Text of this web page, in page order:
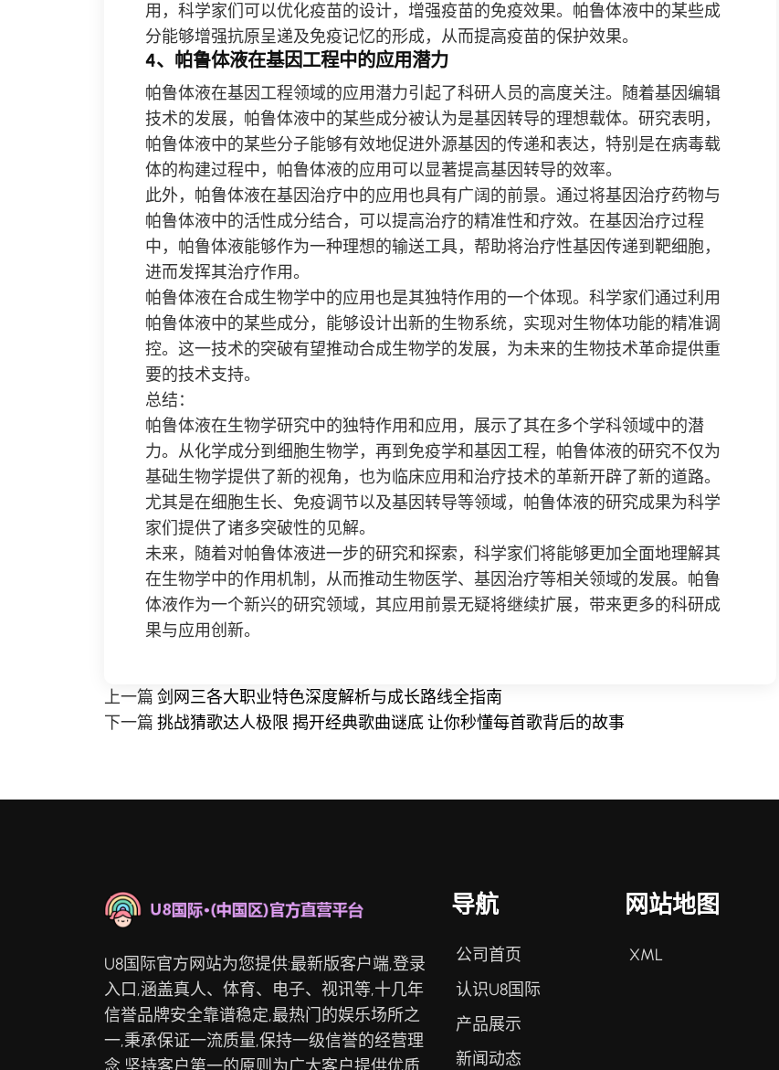
用，科学家们可以优化疫苗的设计，增强疫苗的免疫效果。帕鲁体液中的某些成
分能够增强抗原呈递及免疫记忆的形成，从而提高疫苗的保护效果。
4、帕鲁体液在基因工程中的应用潜力
帕鲁体液在基因工程领域的应用潜力引起了科研人员的高度关注。随着基因编辑
技术的发展，帕鲁体液中的某些成分被认为是基因转导的理想载体。研究表明，
帕鲁体液中的某些分子能够有效地促进外源基因的传递和表达，特别是在病毒载
体的构建过程中，帕鲁体液的应用可以显著提高基因转导的效率。
此外，帕鲁体液在基因治疗中的应用也具有广阔的前景。通过将基因治疗药物与
帕鲁体液中的活性成分结合，可以提高治疗的精准性和疗效。在基因治疗过程
中，帕鲁体液能够作为一种理想的输送工具，帮助将治疗性基因传递到靶细胞，
进而发挥其治疗作用。
帕鲁体液在合成生物学中的应用也是其独特作用的一个体现。科学家们通过利用
帕鲁体液中的某些成分，能够设计出新的生物系统，实现对生物体功能的精准调
控。这一技术的突破有望推动合成生物学的发展，为未来的生物技术革命提供重
要的技术支持。
总结：
帕鲁体液在生物学研究中的独特作用和应用，展示了其在多个学科领域中的潜
力。从化学成分到细胞生物学，再到免疫学和基因工程，帕鲁体液的研究不仅为
基础生物学提供了新的视角，也为临床应用和治疗技术的革新开辟了新的道路。
尤其是在细胞生长、免疫调节以及基因转导等领域，帕鲁体液的研究成果为科学
家们提供了诸多突破性的见解。
未来，随着对帕鲁体液进一步的研究和探索，科学家们将能够更加全面地理解其
在生物学中的作用机制，从而推动生物医学、基因治疗等相关领域的发展。帕鲁
体液作为一个新兴的研究领域，其应用前景无疑将继续扩展，带来更多的科研成
果与应用创新。
上一篇 剑网三各大职业特色深度解析与成长路线全指南
下一篇 挑战猜歌达人极限 揭开经典歌曲谜底 让你秒懂每首歌背后的故事
U8国际官方网站为您提供:最新版客户端,登录
入口,涵盖真人、体育、电子、视讯等,十几年
信誉品牌安全靠谱稳定,最热门的娱乐场所之
一,秉承保证一流质量,保持一级信誉的经营理
导航
公司首页
认识U8国际
产品展示
新闻动态
网站地图
XML